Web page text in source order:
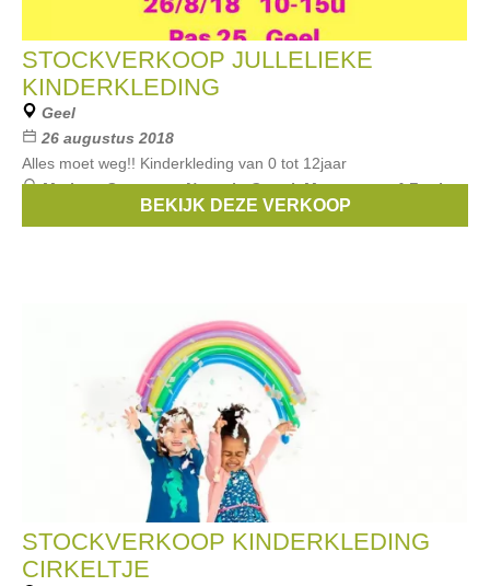
STOCKVERKOOP JULLELIEKE
KINDERKLEDING
Geel
26 augustus 2018
Alles moet weg!! Kinderkleding van 0 tot 12jaar
Merken:Someone,Name it,Quapi,Maxomorra,4 Funky
BEKIJK DEZE VERKOOP
STOCKVERKOOP KINDERKLEDING
CIRKELTJE